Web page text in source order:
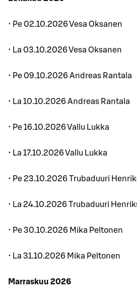
• Pe 02.10.2026 Vesa Oksanen
• La 03.10.2026 Vesa Oksanen
• Pe 09.10.2026 Andreas Rantala
• La 10.10.2026 Andreas Rantala
• Pe 16.10.2026 Vallu Lukka
• La 17.10.2026 Vallu Lukka
• Pe 23.10.2026 Trubaduuri
• La 24.10.2026 Trubaduuri
• Pe 30.10.2026 Mika Peltonen
• La 31.10.2026 Mika Peltonen
Marraskuu 2026